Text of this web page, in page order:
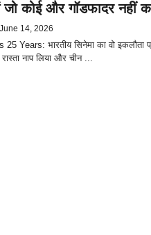
कोई और गॉडफादर नहीं
June 14, 2026
Years: भारतीय सिनेमा का वो इकलौता
नाप लिया और चीन ...